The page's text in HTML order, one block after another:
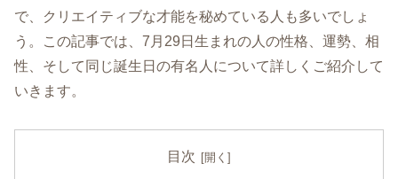
で、クリエイティブな才能を秘めている人も多いでしょ
う。この記事では、7月29日生まれの人の性格、運勢、相
性、そして同じ誕生日の有名人について詳しくご紹介して
いきます。
目次